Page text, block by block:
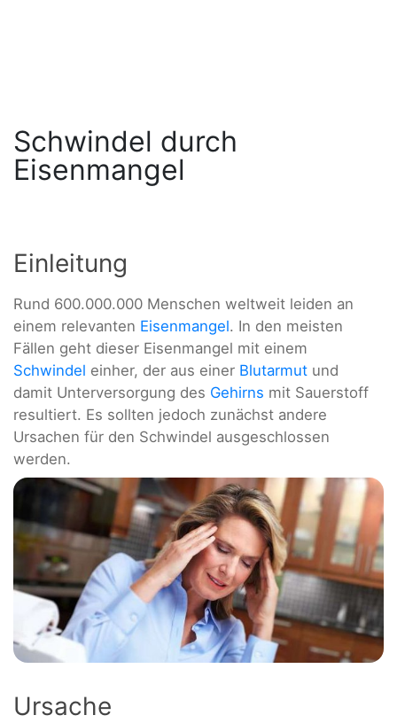
Schwindel durch
Eisenmangel
Einleitung
Rund 600.000.000 Menschen weltweit leiden an
einem relevanten Eisenmangel. In den meisten
Fällen geht dieser Eisenmangel mit einem
Schwindel einher, der aus einer Blutarmut und
damit Unterversorgung des Gehirns mit Sauerstoff
resultiert. Es sollten jedoch zunächst andere
Ursachen für den Schwindel ausgeschlossen
werden.
Ursache